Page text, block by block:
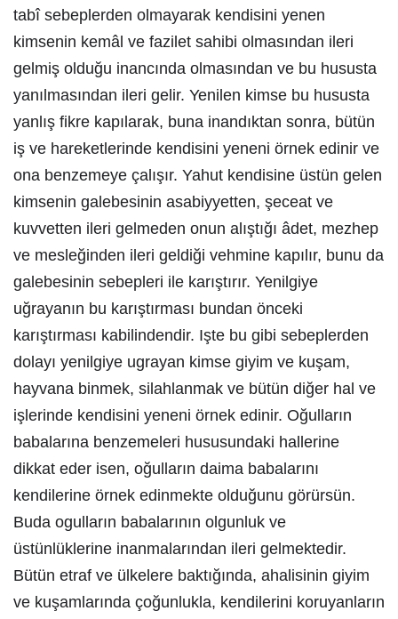
tabî sebeplerden olmayarak kendisini yenen
kimsenin kemâl ve fazilet sahibi olmasından ileri
gelmiş olduğu inancında olmasından ve bu hususta
yanılmasından ileri gelir. Yenilen kimse bu hususta
yanlış fikre kapılarak, buna inandıktan sonra, bütün
iş ve hareketlerinde kendisini yeneni örnek edinir ve
ona benzemeye çalışır. Yahut kendisine üstün gelen
kimsenin galebesinin asabiyyetten, şeceat ve
kuvvetten ileri gelmeden onun alıştığı âdet, mezhep
ve mesleğinden ileri geldiği vehmine kapılır, bunu da
galebesinin sebepleri ile karıştırır. Yenilgiye
uğrayanın bu karıştırması bundan önceki
karıştırması kabilindendir. Işte bu gibi sebeplerden
dolayı yenilgiye ugrayan kimse giyim ve kuşam,
hayvana binmek, silahlanmak ve bütün diğer hal ve
işlerinde kendisini yeneni örnek edinir. Oğulların
babalarına benzemeleri hususundaki hallerine
dikkat eder isen, oğulların daima babalarını
kendilerine örnek edinmekte olduğunu görürsün.
Buda ogulların babalarının olgunluk ve
üstünlüklerine inanmalarından ileri gelmektedir.
Bütün etraf ve ülkelere baktığında, ahalisinin giyim
ve kuşamlarında çoğunlukla, kendilerini koruyanların